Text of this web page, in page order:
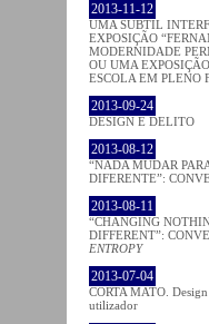
2013-11-12
UMA SUBTIL
EXPOSIÇÃO
MODERNIDADE
OU UMA
ESCOLA EM PLENO
2013-09-24
DESIGN E DELITO
2013-08-12
“NADA MUDAR
DIFERENTE”:
2013-08-11
“CHANGING
DIFFERENT”:
ENTROPY
2013-07-04
CORTA MATO.
utilizador